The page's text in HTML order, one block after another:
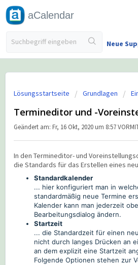
aCalendar
Neue
Lösungsstartseite Grundlagen
Termineditor und -
Geändert am: Fr, 16 Okt, 2020 um 8:57
In den Termineditor- und
die Standards für das Erstellen eines
Standardkalender
... hier konfiguriert man in
standardmäßig neue Termine
Kalender kann man jederzeit
Bearbeitungsdialog ändern.
Startzeit
... die Standardzeit für einen
nicht durch langes Drücken an
an dem explizit eine Startzeit
Folgende Optionen stehen zur